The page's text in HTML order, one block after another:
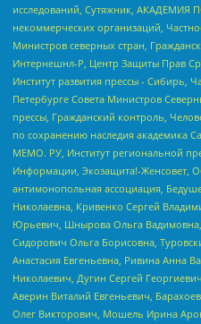
исследований, Сутяжник, АКАДЕМИЯ
некоммерческих организаций,
Министров северных стран,
Интернешнл-Р, Центр Защиты Прав
Институт развития прессы - Сибирь,
Петербурге Совета Министров
прессы, Гражданский контроль,
по сохранению наследия академика
МЕМО. РУ, Институт региональной
Информации, Экозащита!-Женсовет,
антимонопольная ассоциация,
Николаевна, Кривенко Сергей
Юрьевич, Шнырова Ольга
Сидорович Ольга Борисовна,
Анастасия Евгеньевна, Ривина Анна
Николаевич, Дугин Сергей
Аверин Виталий Евгеньевич,
Олег Викторович, Мошель Ирина